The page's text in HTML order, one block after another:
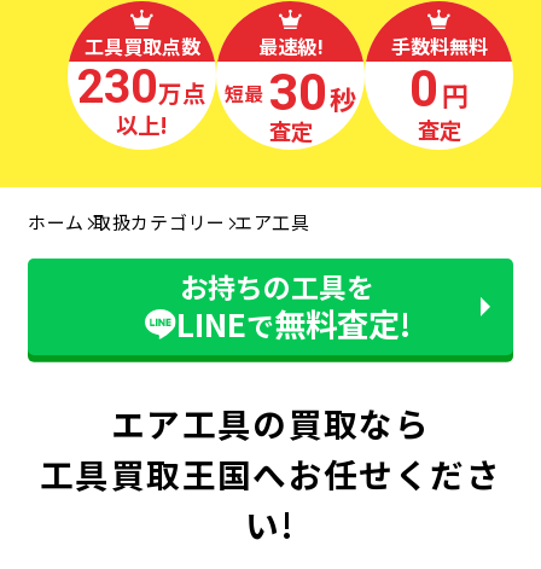
工具買取点数
230万点
以上!
最速級!
最短 30秒
査定
手数料無料
0円
査定
ホーム 取扱カテゴリー エア工具
お持ちの工具を
LINEで無料査定!
エア工具の買取なら
工具買取王国へお任せくださ
い!